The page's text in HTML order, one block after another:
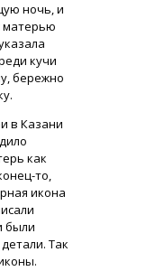
ночь, и
матерью
кучи
бережно
в Казани
как
то,
икона
были
Так